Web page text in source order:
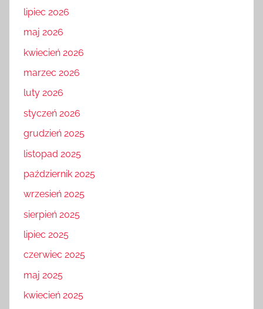
lipiec 2026
maj 2026
kwiecień 2026
marzec 2026
luty 2026
styczeń 2026
grudzień 2025
listopad 2025
październik 2025
wrzesień 2025
sierpień 2025
lipiec 2025
czerwiec 2025
maj 2025
kwiecień 2025